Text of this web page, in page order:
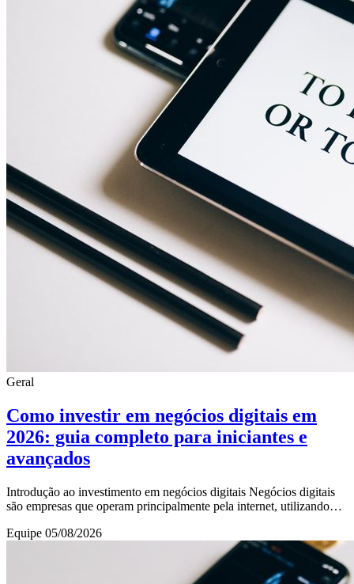
Geral
Como investir em negócios digitais em
2026: guia completo para iniciantes e
avançados
Introdução ao investimento em negócios digitais Negócios digitais
são empresas que operam principalmente pela internet, utilizando
Equipe 05/08/2026